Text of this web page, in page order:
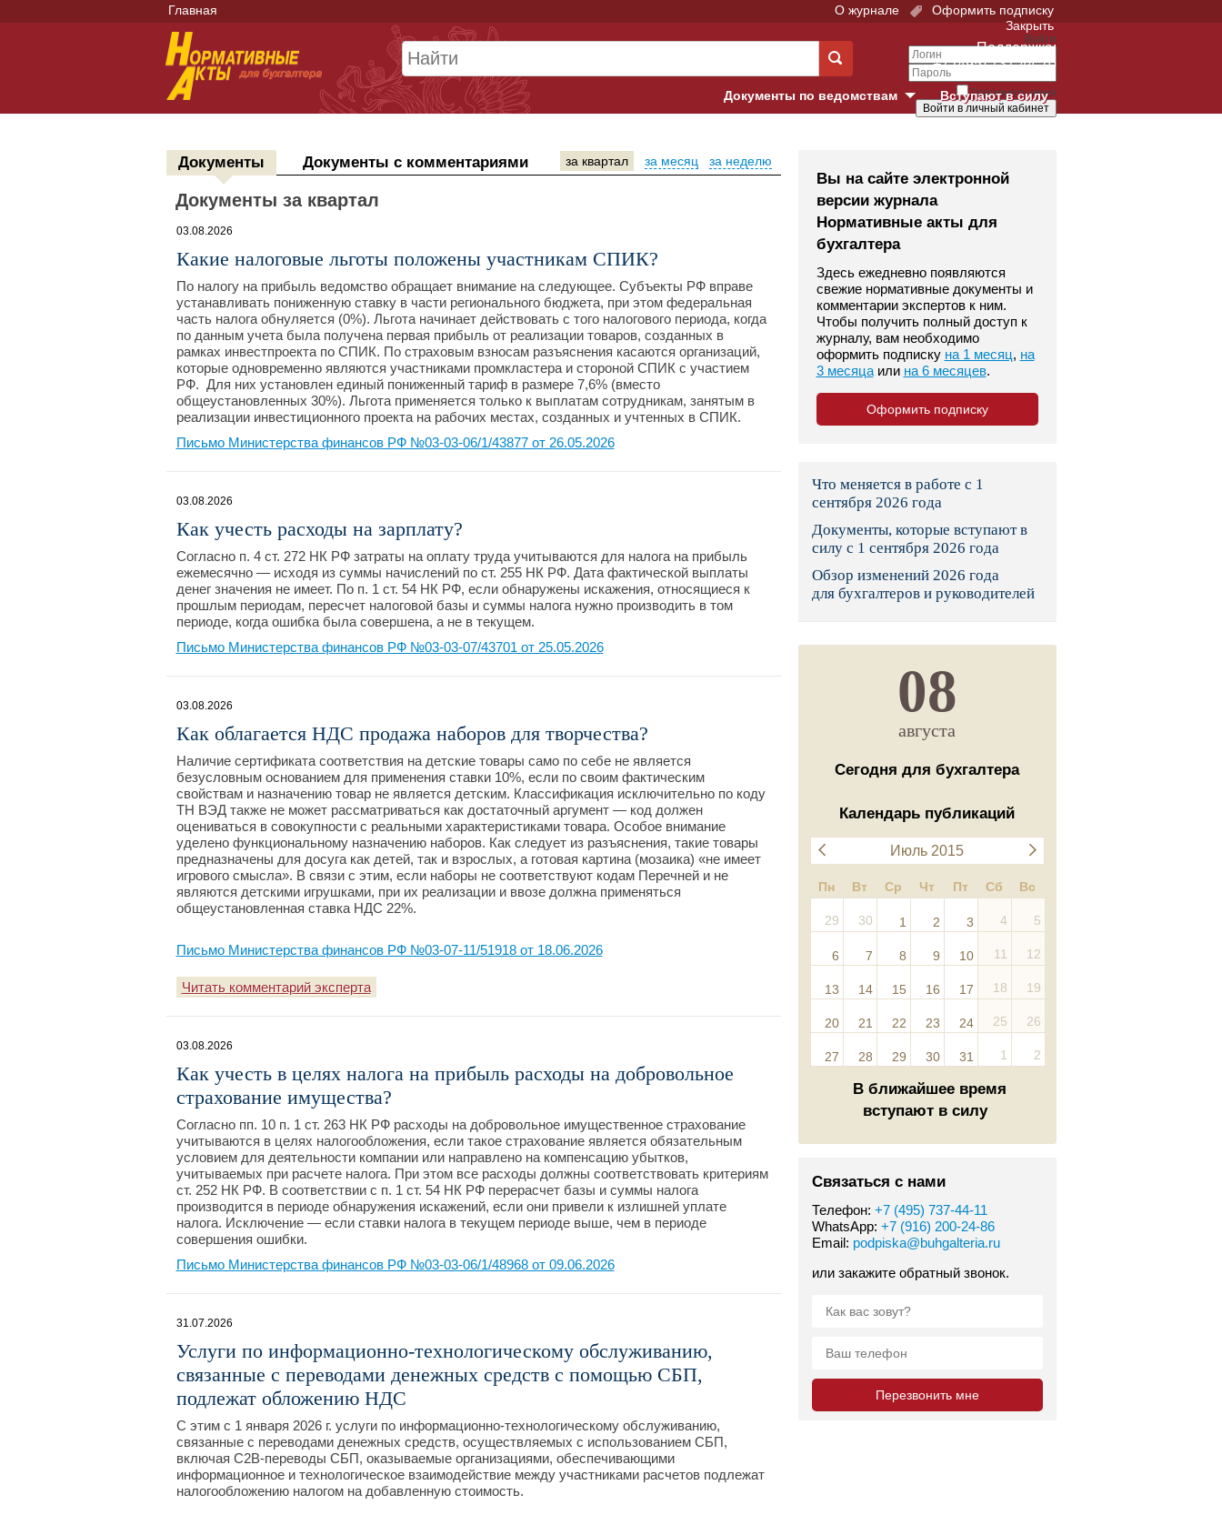
Главная О журнале
Оформить подписку
Закрыть
Войти
Запомнить меня
Поддержка:
+7 (495) 737-44-10
Вступают в силу
Документы по ведомствам
Банк России
Верховный Суд
Гострудинспекция в г. Москве
Конституционный Суд
Минтруд
Минфин
Пенсионный фонд
Правительство
Социальный фонд России
Суд общей юрисдикции
Документы Документы с комментариями за неделю
за месяц
за квартал
Документы за квартал
03.08.2026
Какие налоговые льготы положены участникам СПИК?
По налогу на прибыль ведомство обращает внимание на следующее. Субъекты РФ вправе
устанавливать пониженную ставку в части регионального бюджета, при этом федеральная
часть налога обнуляется (0%). Льгота начинает действовать с того налогового периода, когда
по данным учета была получена первая прибыль от реализации товаров, созданных в
рамках инвестпроекта по СПИК. По страховым взносам разъяснения касаются организаций,
которые одновременно являются участниками промкластера и стороной СПИК с участием
РФ. Для них установлен единый пониженный тариф в размере 7,6% (вместо
общеустановленных 30%). Льгота применяется только к выплатам сотрудникам, занятым в
реализации инвестиционного проекта на рабочих местах, созданных и учтенных в СПИК.
Письмо Министерства финансов РФ №03-03-06/1/43877 от 26.05.2026
03.08.2026
Как учесть расходы на зарплату?
Согласно п. 4 ст. 272 НК РФ затраты на оплату труда учитываются для налога на прибыль
ежемесячно — исходя из суммы начислений по ст. 255 НК РФ. Дата фактической выплаты
денег значения не имеет. По п. 1 ст. 54 НК РФ, если обнаружены искажения, относящиеся к
прошлым периодам, пересчет налоговой базы и суммы налога нужно производить в том
периоде, когда ошибка была совершена, а не в текущем.
Письмо Министерства финансов РФ №03-03-07/43701 от 25.05.2026
03.08.2026
Как облагается НДС продажа наборов для творчества?
Наличие сертификата соответствия на детские товары само по себе не является
безусловным основанием для применения ставки 10%, если по своим фактическим
свойствам и назначению товар не является детским. Классификация исключительно по коду
ТН ВЭД также не может рассматриваться как достаточный аргумент — код должен
оцениваться в совокупности с реальными характеристиками товара. Особое внимание
уделено функциональному назначению наборов. Как следует из разъяснения, такие товары
предназначены для досуга как детей, так и взрослых, а готовая картина (мозаика) «не имеет
игрового смысла». В связи с этим, если наборы не соответствуют кодам Перечней и не
являются детскими игрушками, при их реализации и ввозе должна применяться
общеустановленная ставка НДС 22%.
Письмо Министерства финансов РФ №03-07-11/51918 от 18.06.2026
Читать комментарий эксперта
03.08.2026
Как учесть в целях налога на прибыль расходы на добровольное
страхование имущества?
Согласно пп. 10 п. 1 ст. 263 НК РФ расходы на добровольное имущественное страхование
учитываются в целях налогообложения, если такое страхование является обязательным
условием для деятельности компании или направлено на компенсацию убытков,
учитываемых при расчете налога. При этом все расходы должны соответствовать критериям
ст. 252 НК РФ. В соответствии с п. 1 ст. 54 НК РФ перерасчет базы и суммы налога
производится в периоде обнаружения искажений, если они привели к излишней уплате
налога. Исключение — если ставки налога в текущем периоде выше, чем в периоде
совершения ошибки.
Письмо Министерства финансов РФ №03-03-06/1/48968 от 09.06.2026
31.07.2026
Услуги по информационно-технологическому обслуживанию,
связанные с переводами денежных средств с помощью СБП,
подлежат обложению НДС
C этим с 1 января 2026 г. услуги по информационно-технологическому обслуживанию,
связанные с переводами денежных средств, осуществляемых с использованием СБП,
включая С2В-переводы СБП, оказываемые организациями, обеспечивающими
информационное и технологическое взаимодействие между участниками расчетов подлежат
налогообложению налогом на добавленную стоимость.
Вы на сайте электронной
версии журнала
Нормативные акты для
бухгалтера
Здесь ежедневно появляются
свежие нормативные документы и
комментарии экспертов к ним.
Чтобы получить полный доступ к
журналу, вам необходимо
оформить подписку на 1 месяц, на
3 месяцаили на 6 месяцев.
Оформить подписку
Что меняется в работе с 1
сентября 2026 года
Документы, которые вступают в
силу с 1 сентября 2026 года
Обзор изменений 2026 года
для бухгалтеров и руководителей
08
августа
Сегодня для бухгалтера
Календарь публикаций
Июль 2015
Пн Вт Ср Чт Пт Сб Вс
29 30 1 2 3 4 5
6 7 8 9 10 11 12
13 14 15 16 17 18 19
20 21 22 23 24 25 26
27 28 29 30 31 1 2
В ближайшее время
вступают в силу
Связаться с нами
Телефон: +7 (495) 737-44-11
WhatsApp: +7 (916) 200-24-86
Email: podpiska@buhgalteria.ru
или закажите обратный звонок.